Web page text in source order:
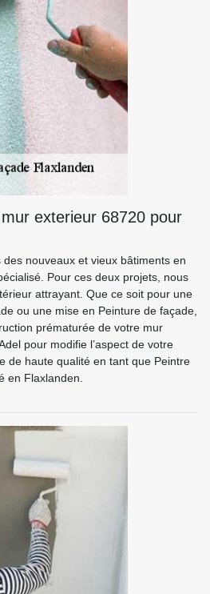
exterieur 68720 pour
nouveaux et vieux bâtiments en
Pour ces deux projets, nous
attrayant. Que ce soit pour une
ou une mise en Peinture de façade,
prématurée de votre mur
pour modifie l’aspect de votre
de haute qualité en tant que Peintre
en Flaxlanden.